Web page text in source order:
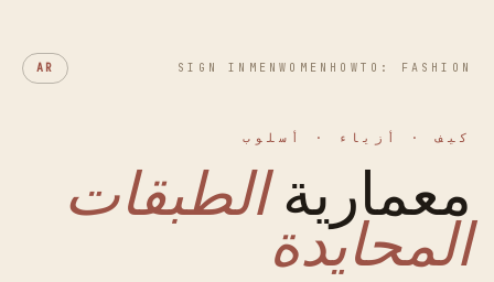
HOWTO: FASHION
WOMEN
MEN
SIGN IN
AR
كيف · أزياء · أسلوب
معماريةالطبقات
المحايدة